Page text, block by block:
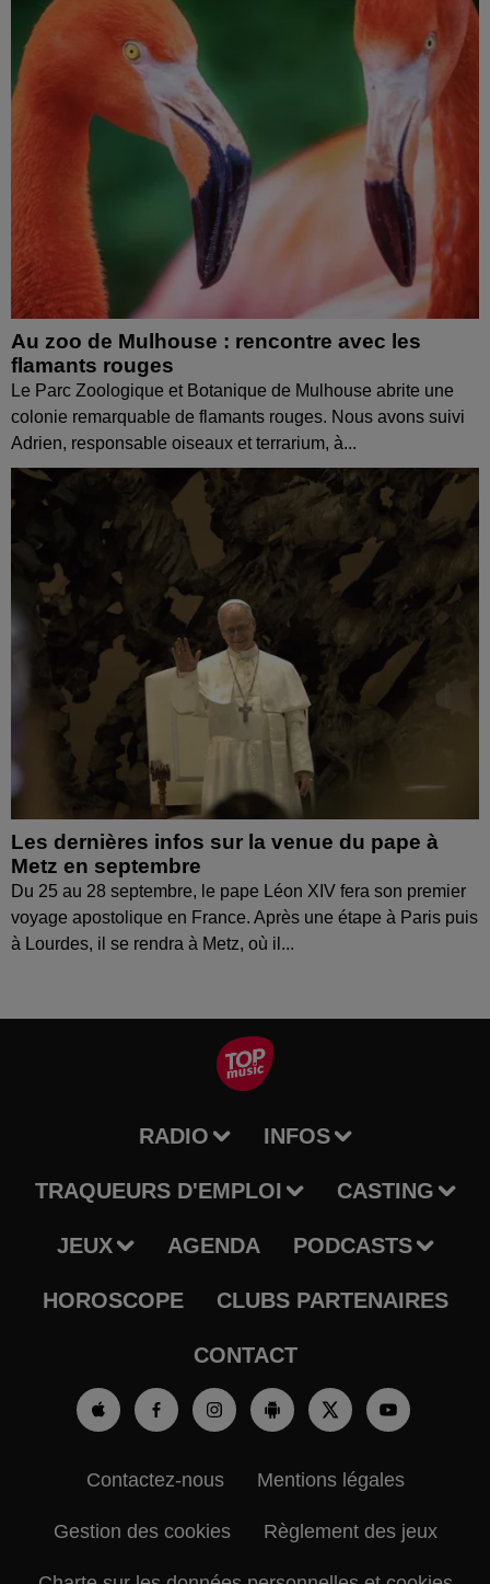
Au zoo de Mulhouse : rencontre avec les
flamants rouges
Le Parc Zoologique et Botanique de Mulhouse abrite une
colonie remarquable de flamants rouges. Nous avons suivi
Adrien, responsable oiseaux et terrarium, à...
Les dernières infos sur la venue du pape à
Metz en septembre
Du 25 au 28 septembre, le pape Léon XIV fera son premier
voyage apostolique en France. Après une étape à Paris puis
à Lourdes, il se rendra à Metz, où il...
RADIO INFOS
TRAQUEURS D'EMPLOI CASTING
JEUX AGENDA PODCASTS
HOROSCOPE CLUBS PARTENAIRES
CONTACT
Contactez-nous Mentions légales
Gestion des cookies Règlement des jeux